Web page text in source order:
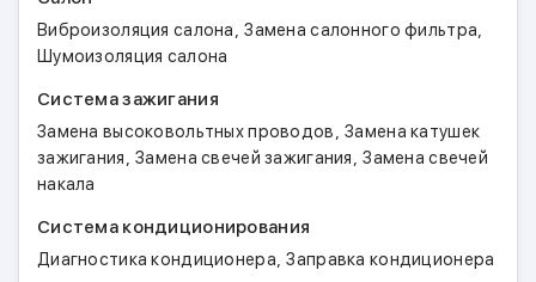
Виброизоляция салона,Замена салонного фильтра,
Шумоизоляция салона
Система зажигания
Замена высоковольтных проводов,Замена катушек
зажигания,Замена свечей зажигания,Замена свечей
накала
Система кондиционирования
Диагностика кондиционера,Заправка кондиционера